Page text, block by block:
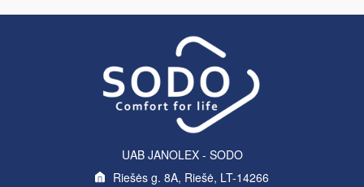
UAB JANOLEX - SODO
Riešės g. 8A, Riešė, LT-14266